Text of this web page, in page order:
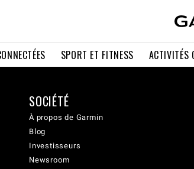
SPORT ET FITNESS ACTIVITÉS
SOCIÉTÉ
À propos de Garmin
Blog
Investisseurs
Newsroom